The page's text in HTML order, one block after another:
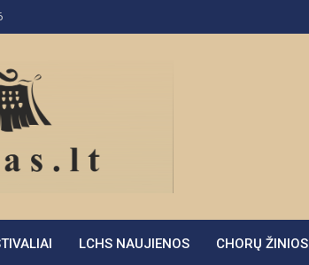
LCHS NAUJIENOS CHORŲ ŽINIOS